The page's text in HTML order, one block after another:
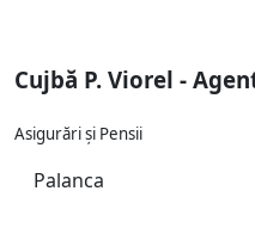
Cujbă P. Viorel -
Asigurări și Pensii
Palanca